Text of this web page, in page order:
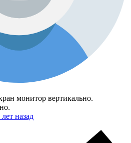
монитор вертикально.
назад